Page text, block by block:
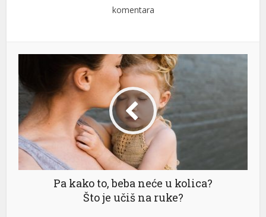
komentara
Pa kako to, beba neće u kolica?
Što je učiš na ruke?